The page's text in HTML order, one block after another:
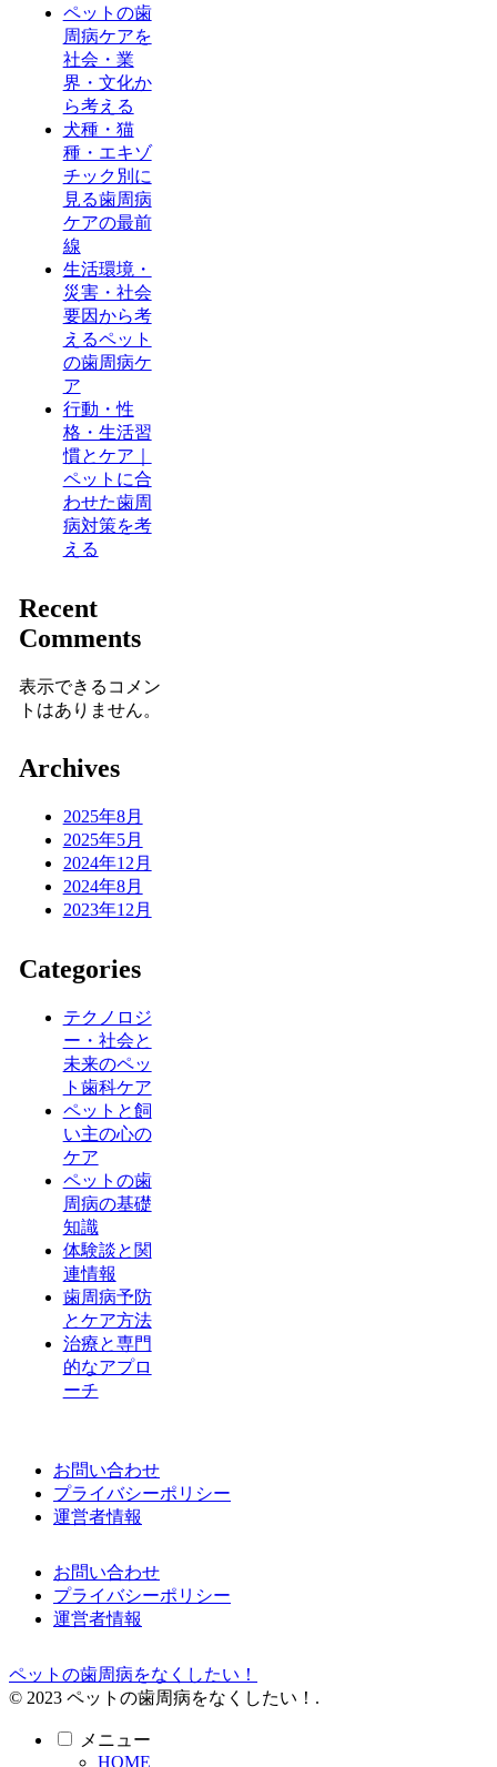
ペットの歯
周病ケアを
社会・業
界・文化か
ら考える
犬種・猫
種・エキゾ
チック別に
見る歯周病
ケアの最前
線
生活環境・
災害・社会
要因から考
えるペット
の歯周病ケ
ア
行動・性
格・生活習
慣とケア｜
ペットに合
わせた歯周
病対策を考
える
Recent
Comments
表示できるコメン
トはありません。
Archives
2025年8月
2025年5月
2024年12月
2024年8月
2023年12月
Categories
テクノロジ
ー・社会と
未来のペッ
ト歯科ケア
ペットと飼
い主の心の
ケア
ペットの歯
周病の基礎
知識
体験談と関
連情報
歯周病予防
とケア方法
治療と専門
的なアプロ
ーチ
お問い合わせ
プライバシーポリシー
運営者情報
お問い合わせ
プライバシーポリシー
運営者情報
ペットの歯周病をなくしたい！
© 2023 ペットの歯周病をなくしたい！.
メニュー
HOME